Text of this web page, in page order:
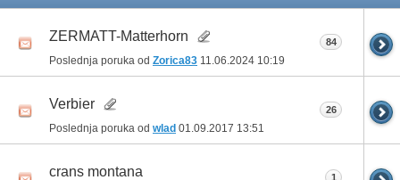
ZERMATT-Matterhorn
Poslednja poruka od Zorica83 11.06.2024 10:19
84
Verbier
Poslednja poruka od wlad 01.09.2017 13:51
26
crans montana 1